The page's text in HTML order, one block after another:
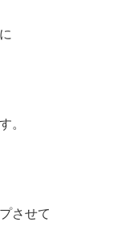
。
させて